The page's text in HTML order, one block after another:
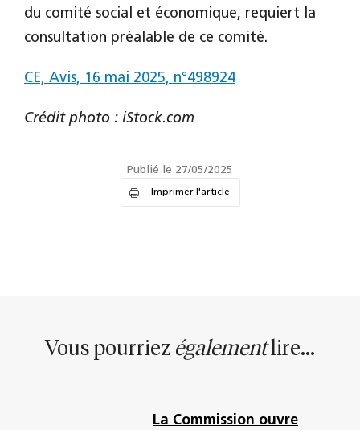
du comité social et économique, requiert la
consultation préalable de ce comité.
CE, Avis, 16 mai 2025, n°498924
Crédit photo : iStock.com
Publié le 27/05/2025
Imprimer l'article
Vous pourriez égalementlire...
La Commission ouvre